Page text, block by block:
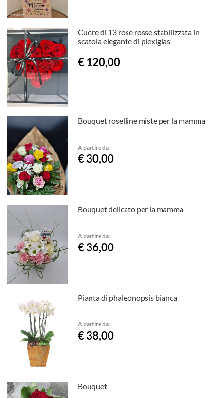
Cuore di 13 rose rosse stabilizzata in
scatola elegante di plexiglas
€ 120,00
Bouquet roselline miste per la mamma
A partire da:
€ 30,00
Bouquet delicato per la mamma
A partire da:
€ 36,00
Pianta di phaleonopsis bianca
A partire da:
€ 38,00
Bouquet